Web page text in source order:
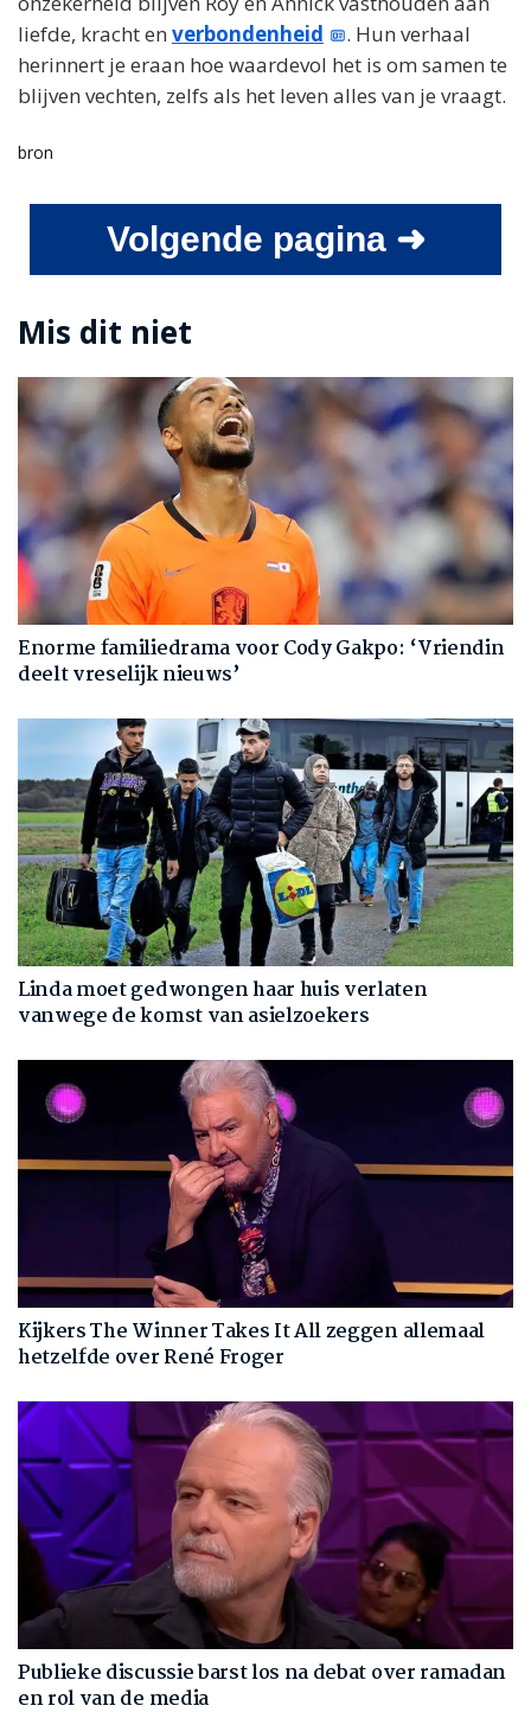
liefde, kracht en verbondenheid
. Hun verhaal
herinnert je eraan hoe waardevol het is om samen te
blijven vechten, zelfs als het leven alles van je vraagt.
bron
Volgende pagina ➜
Mis dit niet
Enorme familiedrama voor Cody Gakpo: ‘Vriendin
deelt vreselijk nieuws’
Linda moet gedwongen haar huis verlaten
vanwege de komst van asielzoekers
Kijkers The Winner Takes It All zeggen allemaal
hetzelfde over René Froger
Publieke discussie barst los na debat over ramadan
en rol van de media